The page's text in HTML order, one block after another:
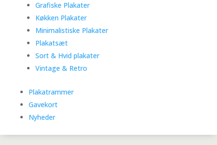
Grafiske Plakater
Køkken Plakater
Minimalistiske Plakater
Plakatsæt
Sort & Hvid plakater
Vintage & Retro
Plakatrammer
Gavekort
Nyheder